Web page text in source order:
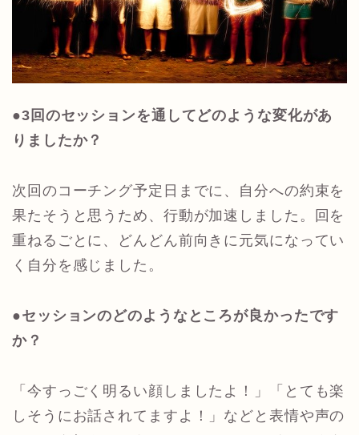
●3回のセッションを通してどのような変化があ
りましたか？
次回のコーチング予定日までに、自分への約束を
果たそうと思うため、行動が加速しました。回を
重ねるごとに、どんどん前向きに元気になってい
く自分を感じました。
●セッションのどのようなところが良かったです
か？
「今すっごく明るい顔しましたよ！」「とても楽
しそうにお話されてますよ！」などと表情や声の